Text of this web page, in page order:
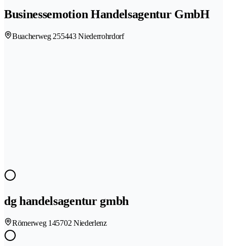
Businessemotion Handelsagentur GmbH
Buacherweg 255443 Niederrohrdorf
dg handelsagentur gmbh
Römerweg 145702 Niederlenz